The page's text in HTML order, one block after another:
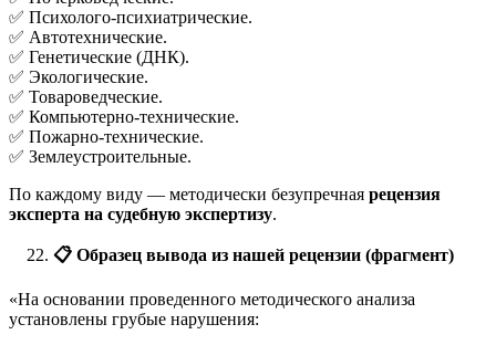
✅ Психолого-психиатрические.
✅ Автотехнические.
✅ Генетические (ДНК).
✅ Экологические.
✅ Товароведческие.
✅ Компьютерно-технические.
✅ Пожарно-технические.
✅ Землеустроительные.
По каждому виду — методически безупречная рецензия
эксперта на судебную экспертизу.
📋 Образец вывода из нашей рецензии (фрагмент)
«На основании проведенного методического анализа
установлены грубые нарушения: